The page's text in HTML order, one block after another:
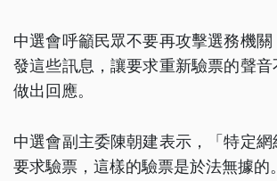
中選會呼籲民眾不要再攻擊選務機
發這些訊息，讓要求重新驗票的聲
做出回應。
中選會副主委陳朝建表示，「特定
要求驗票，這樣的驗票是於法無據的